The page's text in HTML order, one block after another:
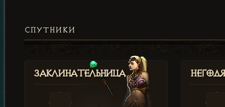
СПУТНИКИ
Заклинательница